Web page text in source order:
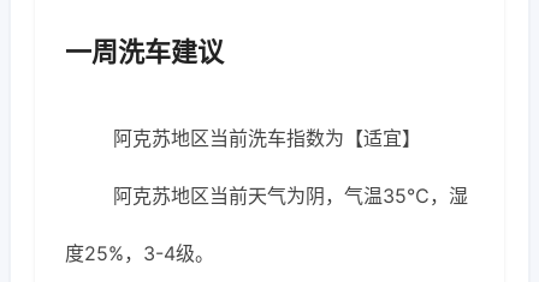
一周洗车建议
阿克苏地区当前洗车指数为【适宜】
阿克苏地区当前天气为阴，气温35℃，湿
度25%，3-4级。